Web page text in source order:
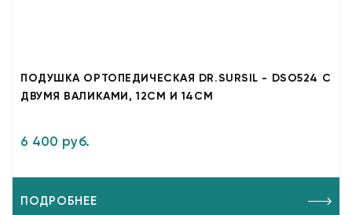
ПОДУШКА ОРТОПЕДИЧЕСКАЯ DR.SURSIL - DSO524 С
ДВУМЯ ВАЛИКАМИ, 12СМ И 14СМ
6 400 руб.
ПОДРОБНЕЕ